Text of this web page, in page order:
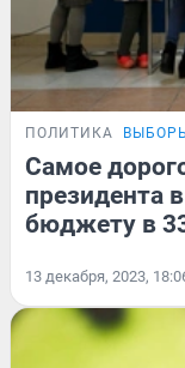
ПОЛИТИКА
Самое
президента
бюджету в
13 декабря, 2023,